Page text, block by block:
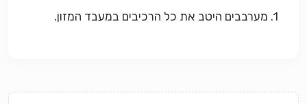
1. מערבבים היטב את כל הרכיבים במעבד המזון.